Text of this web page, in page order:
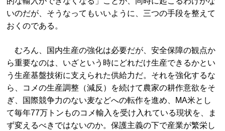
いのだが、そうなってもいいように、三つの手段を整えて
おくのである。
むろん、国内生産の強化は必要だが、安全保障の観点か
ら重要なのは、いざという時にどれだけ生産できるかとい
う生産基盤技術に支えられた供給力だ。それを強化するな
ら、コメの生産調整（減反）を続けて農家の耕作意欲をそ
ぎ、国際競争力のない麦などへの転作を進め、MA米とし
て毎年77万トンものコメ輸入を受け入れている現状を、ま
ず変えるべきではないのか。保護主義の下で産業が繁栄し